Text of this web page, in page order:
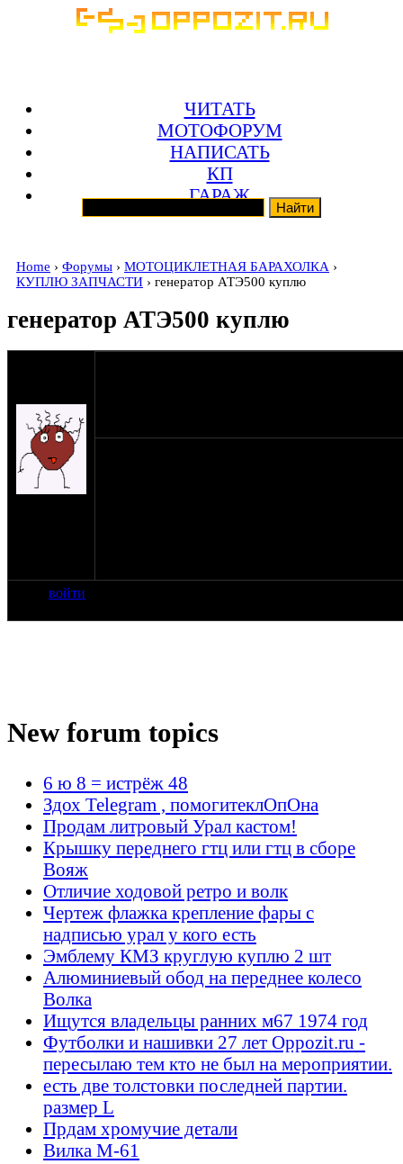
ЧИТАТЬ
МОТОФОРУМ
НАПИСАТЬ
КП
ГАРАЖ
Home › Форумы › МОТОЦИКЛЕТНАЯ БАРАХОЛКА ›
КУПЛЮ ЗАПЧАСТИ › генератор АТЭ500 куплю
генератор АТЭ500 куплю
войти
New forum topics
6 ю 8 = истрёж 48
Здох Telegram , помогитеклОпОна
Продам литровый Урал кастом!
Крышку переднего гтц или гтц в сборе
Вояж
Отличие ходовой ретро и волк
Чертеж флажка крепление фары с
надписью урал у кого есть
Эмблему КМЗ круглую куплю 2 шт
Алюминиевый обод на переднее колесо
Волка
Ищутся владельцы ранних м67 1974 год
Футболки и нашивки 27 лет Oppozit.ru -
пересылаю тем кто не был на мероприятии.
есть две толстовки последней партии.
размер L
Прдам хромучие детали
Вилка М-61